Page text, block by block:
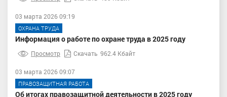
03 марта 2026 09:19
ОХРАНА ТРУДА
Информация о работе по охране труда в 2025 году
Просмотр Скачать 962.4 Кбайт
03 марта 2026 09:07
ПРАВОЗАЩИТНАЯ РАБОТА
Об итогах правозащитной деятельности в 2025 году